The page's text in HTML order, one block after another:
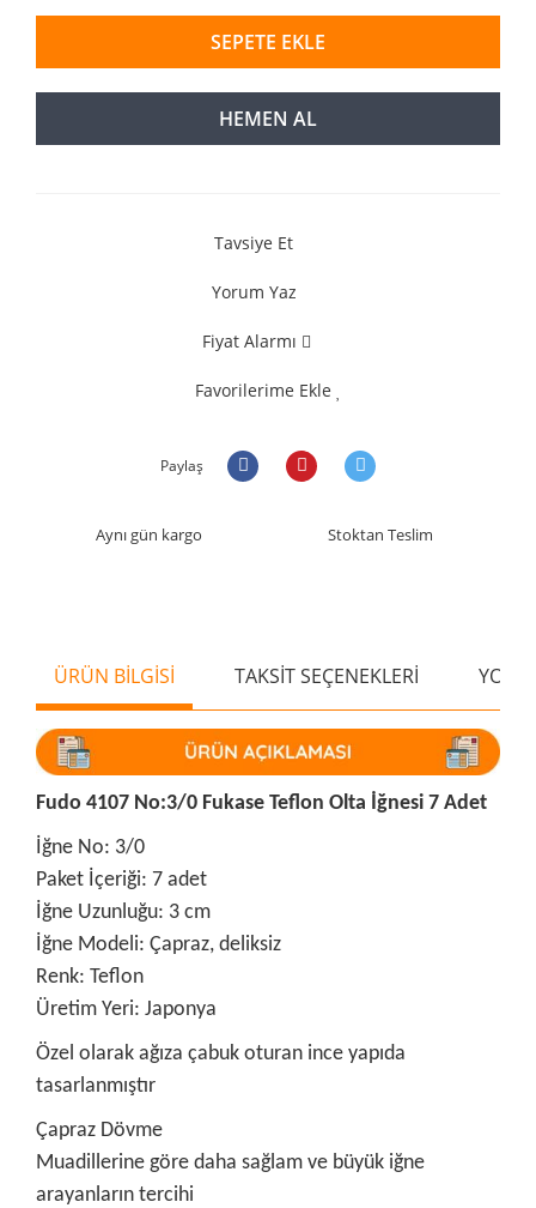
SEPETE EKLE
HEMEN AL
Tavsiye Et
Yorum Yaz
Fiyat Alarmı
Favorilerime Ekle
Paylaş
Aynı gün kargo Stoktan Teslim
ÜRÜN BİLGİSİ TAKSİT SEÇENEKLERİ
Fudo 4107 No:3/0 Fukase Teflon Olta İğnesi 7 Adet
İğne No: 3/0
Paket İçeriği: 7 adet
İğne Uzunluğu: 3 cm
İğne Modeli: Çapraz, deliksiz
Renk: Teflon
Üretim Yeri: Japonya
Özel olarak ağıza çabuk oturan ince yapıda
tasarlanmıştır
Çapraz Dövme
Muadillerine göre daha sağlam ve büyük iğne
arayanların tercihi